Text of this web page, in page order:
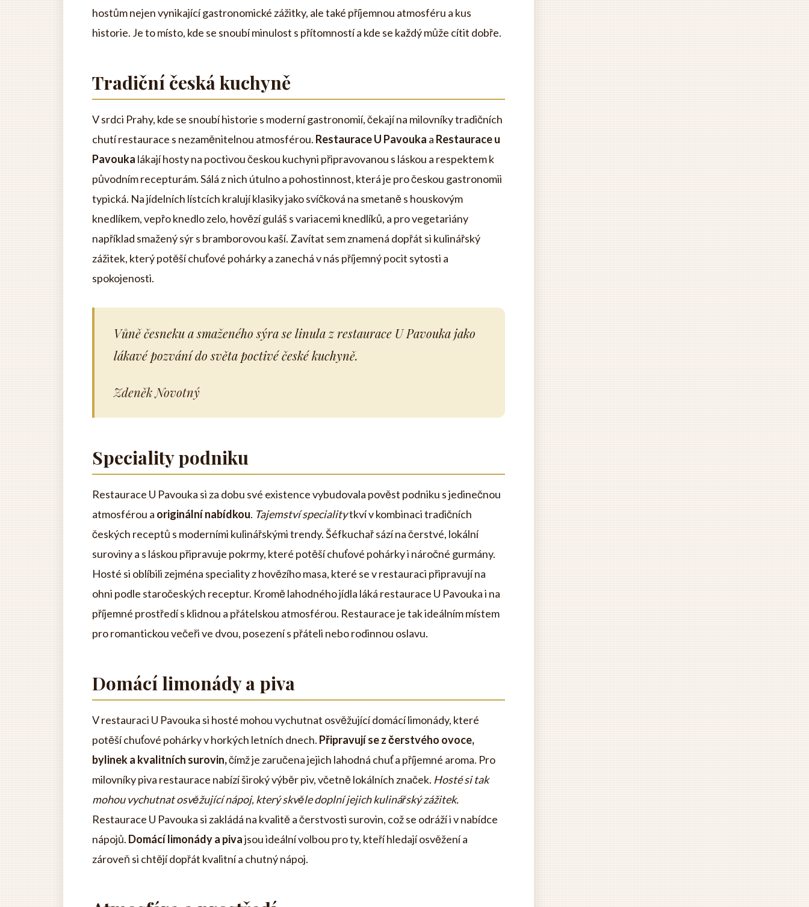
hostům nejen vynikající gastronomické zážitky, ale také příjemnou atmosféru a kus
historie. Je to místo, kde se snoubí minulost s přítomností a kde se každý může cítit dobře.
Tradiční česká kuchyně
V srdci Prahy, kde se snoubí historie s moderní gastronomií, čekají na milovníky tradičních
chutí restaurace s nezaměnitelnou atmosférou. Restaurace U Pavouka a Restaurace u
Pavouka lákají hosty na poctivou českou kuchyni připravovanou s láskou a respektem k
původním recepturám. Sálá z nich útulno a pohostinnost, která je pro českou gastronomii
typická. Na jídelních lístcích kralují klasiky jako svíčková na smetaně s houskovým
knedlíkem, vepřo knedlo zelo, hovězí guláš s variacemi knedlíků, a pro vegetariány
například smažený sýr s bramborovou kaší. Zavítat sem znamená dopřát si kulinářský
zážitek, který potěší chuťové pohárky a zanechá v nás příjemný pocit sytosti a
spokojenosti.
Vůně česneku a smaženého sýra se linula z restaurace U Pavouka jako
lákavé pozvání do světa poctivé české kuchyně.
Zdeněk Novotný
Speciality podniku
Restaurace U Pavouka si za dobu své existence vybudovala pověst podniku s jedinečnou
atmosférou a originální nabídkou. Tajemství specialitytkví v kombinaci tradičních
českých receptů s moderními kulinářskými trendy. Šéfkuchař sází na čerstvé, lokální
suroviny a s láskou připravuje pokrmy, které potěší chuťové pohárky i náročné gurmány.
Hosté si oblíbili zejména speciality z hovězího masa, které se v restauraci připravují na
ohni podle staročeských receptur. Kromě lahodného jídla láká restaurace U Pavouka i na
příjemné prostředí s klidnou a přátelskou atmosférou. Restaurace je tak ideálním místem
pro romantickou večeři ve dvou, posezení s přáteli nebo rodinnou oslavu.
Domácí limonády a piva
V restauraci U Pavouka si hosté mohou vychutnat osvěžující domácí limonády, které
potěší chuťové pohárky v horkých letních dnech. Připravují se z čerstvého ovoce,
bylinek a kvalitních surovin,čímž je zaručena jejich lahodná chuť a příjemné aroma. Pro
milovníky piva restaurace nabízí široký výběr piv, včetně lokálních značek. Hosté si tak
mohou vychutnat osvěžující nápoj, který skvěle doplní jejich kulinářský zážitek.
Restaurace U Pavouka si zakládá na kvalitě a čerstvosti surovin, což se odráží i v nabídce
nápojů. Domácí limonády a pivajsou ideální volbou pro ty, kteří hledají osvěžení a
zároveň si chtějí dopřát kvalitní a chutný nápoj.